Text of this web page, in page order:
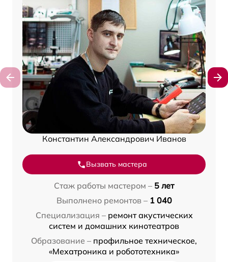
Константин Александрович Иванов
Вызвать мастера
Стаж работы мастером – 5 лет
Выполнено ремонтов – 1 040
Специализация – ремонт акустических
систем и домашних кинотеатров
Образование – профильное техническое,
«Мехатроника и робототехника»